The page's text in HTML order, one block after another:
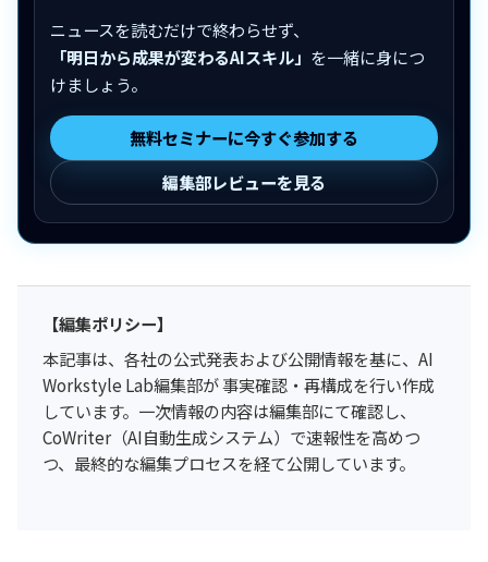
ニュースを読むだけで終わらせず、
「明日から成果が変わるAIスキル」 を一緒に身につ
けましょう。
無料セミナーに今すぐ参加する
編集部レビューを見る
【編集ポリシー】
本記事は、各社の公式発表および公開情報を基に、AI
Workstyle Lab編集部が 事実確認・再構成を行い作成
しています。一次情報の内容は編集部にて確認し、
CoWriter（AI自動生成システム）で速報性を高めつ
つ、最終的な編集プロセスを経て公開しています。